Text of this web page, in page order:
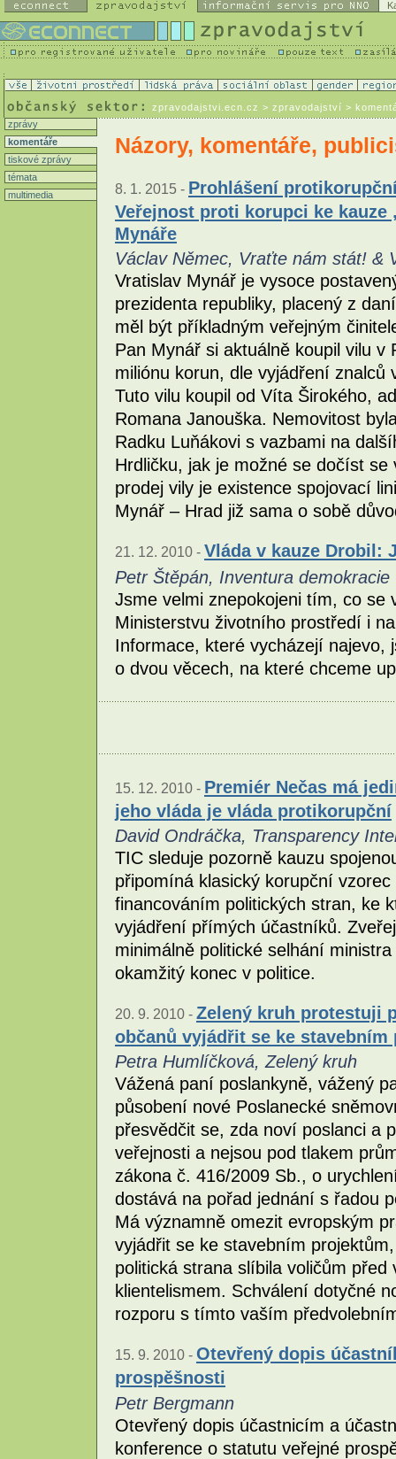
zpravodajstvi.ecn.cz > zpravodajství >
zprávy
komentáře
tiskové zprávy
témata
multimedia
Názory, komentáře,
8. 1. 2015 - Prohlášení
Veřejnost proti korupci ke kauze
Mynáře
Václav Němec, Vraťte nám stát! &
Vratislav Mynář je vysoce
prezidenta republiky, placený z
měl být příkladným veřejným
Pan Mynář si aktuálně koupil vilu
miliónu korun, dle vyjádření
Tuto vilu koupil od Víta Širokého,
Romana Janouška. Nemovitost
Radku Luňákovi s vazbami na
Hrdličku, jak je možné se dočíst
prodej vily je existence spojovací
Mynář – Hrad již sama o sobě
21. 12. 2010 - Vláda v kauze Drobil:
Petr Štěpán, Inventura demokracie
Jsme velmi znepokojeni tím, co se
Ministerstvu životního prostředí i
Informace, které vycházejí najevo,
o dvou věcech, na které chceme
15. 12. 2010 - Premiér Nečas má
jeho vláda je vláda protikorupční
David Ondráčka, Transparency
TIC sleduje pozorně kauzu
připomíná klasický korupční
financováním politických stran, ke
vyjádření přímých účastníků.
minimálně politické selhání
okamžitý konec v politice.
20. 9. 2010 - Zelený kruh protestuji
občanů vyjádřit se ke stavebním
Petra Humlíčková, Zelený kruh
Vážená paní poslankyně, vážený
působení nové Poslanecké
přesvědčit se, zda noví poslanci a
veřejnosti a nejsou pod tlakem
zákona č. 416/2009 Sb., o
dostává na pořad jednání s řadou
Má významně omezit evropským
vyjádřit se ke stavebním
politická strana slíbila voličům
klientelismem. Schválení dotyčné
rozporu s tímto vaším
15. 9. 2010 - Otevřený dopis
prospěšnosti
Petr Bergmann
Otevřený dopis účastnicím a
konference o statutu veřejné